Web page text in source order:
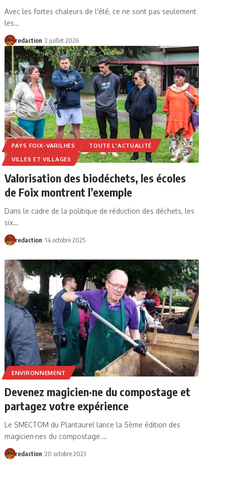
Avec les fortes chaleurs de l'été, ce ne sont pas seulement
les…
redaction 2 juillet 2026
PAYS FOIX-VARILHES
TOUTE L'ACTUALITÉ
VILLES ET VILLAGES
Valorisation des biodéchets, les écoles
de Foix montrent l’exemple
Dans le cadre de la politique de réduction des déchets, les
six…
redaction 14 octobre 2025
ENVIRONNEMENT
Devenez magicien·ne du compostage et
partagez votre expérience
Le SMECTOM du Plantaurel lance la 5ème édition des
magicien·nes du compostage.…
redaction 20 octobre 2023